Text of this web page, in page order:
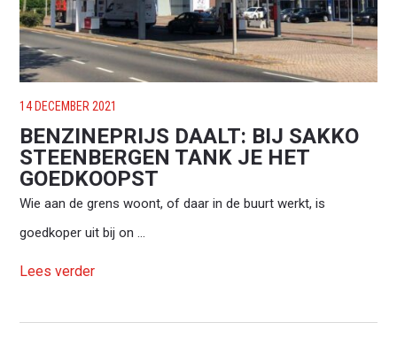
14 DECEMBER 2021
BENZINEPRIJS DAALT: BIJ SAKKO
STEENBERGEN TANK JE HET
GOEDKOOPST
Wie aan de grens woont, of daar in de buurt werkt, is
goedkoper uit bij on ...
Lees verder